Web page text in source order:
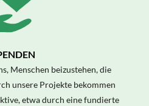
Menschen beizustehen, die
unsere Projekte bekommen
etwa durch eine fundierte